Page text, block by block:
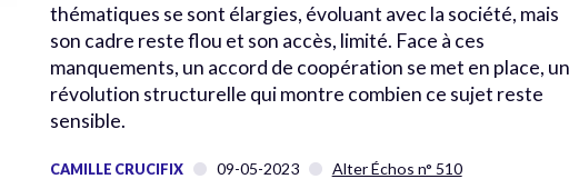
thématiques se sont élargies, évoluant avec la société, mais
son cadre reste flou et son accès, limité. Face à ces
manquements, un accord de coopération se met en place,
révolution structurelle qui montre combien ce sujet reste
sensible.
CAMILLE CRUCIFIX 09-05-2023 Alter Échos n° 510